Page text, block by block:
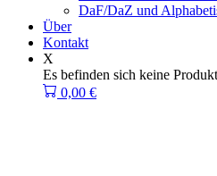
DaF/DaZ und
Über
Kontakt
X
Es befinden sich keine
0,00 €